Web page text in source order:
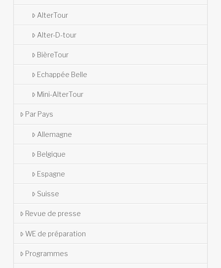
AlterTour
Alter-D-tour
BièreTour
Echappée Belle
Mini-AlterTour
Par Pays
Allemagne
Belgique
Espagne
Suisse
Revue de presse
WE de préparation
Programmes